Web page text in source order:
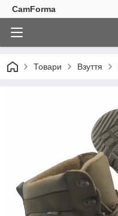
CamForma
Товари Взуття